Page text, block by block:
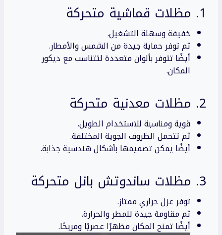
1. مظلات قماشية متحركة
خفيفة وسهلة التشغيل.
ثم توفر حماية جيدة من الشمس والأمطار.
أيضًا تتوفر بألوان متعددة لتتناسب مع ديكور
المكان.
2. مظلات معدنية متحركة
قوية ومناسبة للاستخدام الطويل.
ثم تتحمل الظروف الجوية المختلفة.
أيضًا يمكن تصميمها بأشكال هندسية جذابة.
3. مظلات ساندوتش بانل متحركة
توفر عزل حراري ممتاز.
ثم مقاومة جيدة للمطر والحرارة.
أيضًا تمنح المكان مظهرًا عصريًا ومريحًا.